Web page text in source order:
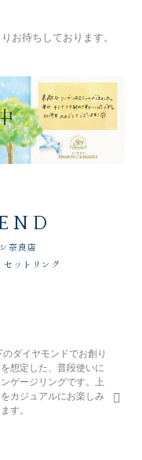
お待ちしております。
奈良店
セットリング
ダイヤモンドでお創り
想定した、普段使いに
ゲージリングです。上
カジュアルにお楽しみ
す。